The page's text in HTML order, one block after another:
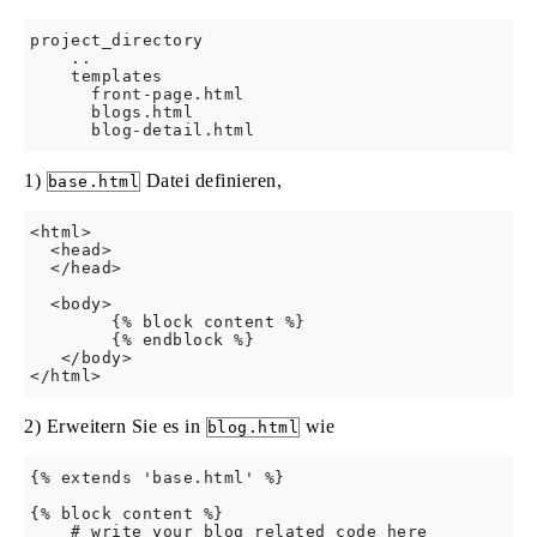
project_directory
    ..
    templates
      front-page.html
      blogs.html
1) base.html Datei definieren,
<html>
  <head>
  </head>
  <body>
        {% block content %}
        {% endblock %}
   </body>
2) Erweitern Sie es in blog.html wie
{% extends 'base.html' %}
{% block content %}
    # write your blog related code here